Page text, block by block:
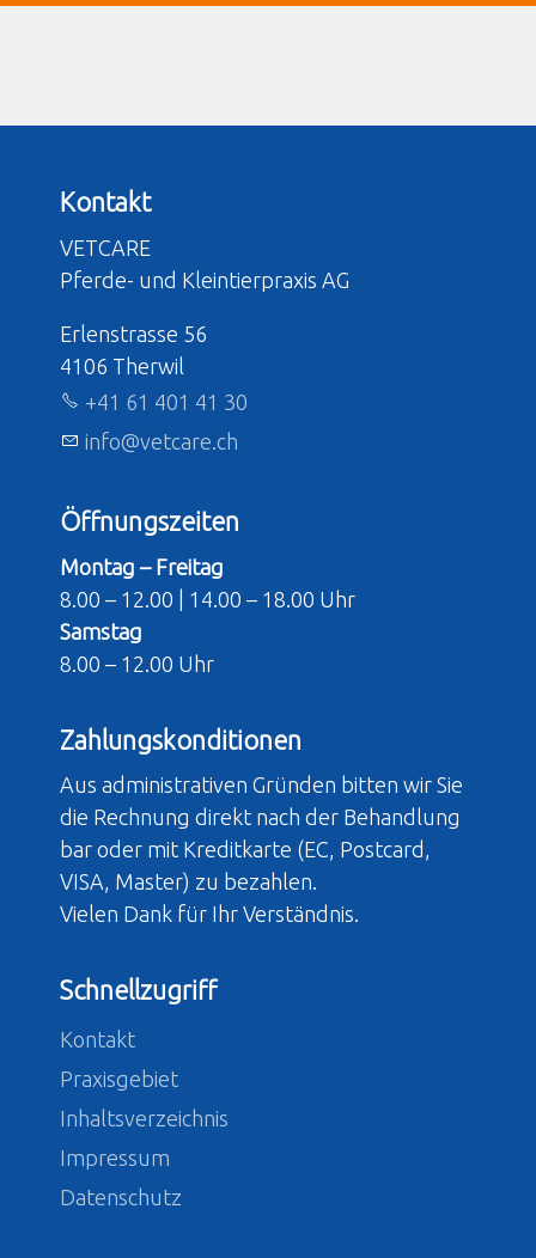
Kontakt
VETCARE
Pferde- und Kleintierpraxis AG
Erlenstrasse 56
4106 Therwil
+41 61 401 41 30
nf
v tc r ch
Öffnungszeiten
Montag – Freitag
8.00 – 12.00 | 14.00 – 18.00 Uhr
Samstag
8.00 – 12.00 Uhr
Zahlungskonditionen
Aus administrativen Gründen bitten wir Sie
die Rechnung direkt nach der Behandlung
bar oder mit Kreditkarte (EC, Postcard,
VISA, Master) zu bezahlen.
Vielen Dank für Ihr Verständnis.
Schnellzugriff
Kontakt
Praxisgebiet
Inhaltsverzeichnis
Impressum
Datenschutz